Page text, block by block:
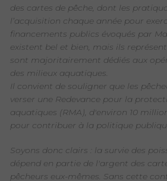
des cartes de pêche, dont les
l’acquisition chaque année pour
financements publics évoqués par
existent bel et bien, mais ils
sont majoritairement dédiés aux
des milieux aquatiques.
Il convient de souligner que les
verser une Redevance pour la
aquatiques (RMA), d'environ 10
pour contribuer à la politique
Soyons donc clairs : la survie des
dépend en partie de l'argent des
pêcheurs eux-mêmes. Sans cette